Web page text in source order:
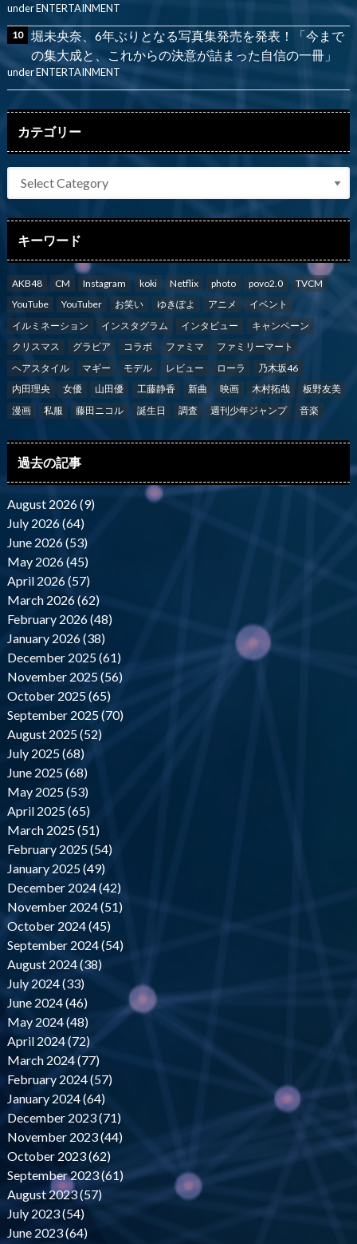
underENTERTAINMENT
堀未央奈、6年ぶりとなる写真集発売を発表！「今まで
の集大成と、これからの決意が詰まった自信の一冊」
underENTERTAINMENT
カテゴリー
キーワード
AKB48 CM Instagram koki Netflix photo povo2.0
TVCM
YouTube
YouTuber お笑い ゆきぽよ アニメ
イベント
イルミネーション
インスタグラム インタビュー
キャンペーン
クリスマス
グラビア コラボ ファミマ
ファミリーマート
ヘアスタイル
マギー モデル レビュー ローラ
乃木坂46
内田理央
女優 山田優 工藤静香 新曲 映画 木村拓哉
板野友美
漫画
私服 藤田ニコル 誕生日 調査 週刊少年ジャンプ 音楽
過去の記事
August 2026 (9)
July 2026 (64)
June 2026 (53)
May 2026 (45)
April 2026 (57)
March 2026 (62)
February 2026 (48)
January 2026 (38)
December 2025 (61)
November 2025 (56)
October 2025 (65)
September 2025 (70)
August 2025 (52)
July 2025 (68)
June 2025 (68)
May 2025 (53)
April 2025 (65)
March 2025 (51)
February 2025 (54)
January 2025 (49)
December 2024 (42)
November 2024 (51)
October 2024 (45)
September 2024 (54)
August 2024 (38)
July 2024 (33)
June 2024 (46)
May 2024 (48)
April 2024 (72)
March 2024 (77)
February 2024 (57)
January 2024 (64)
December 2023 (71)
November 2023 (44)
October 2023 (62)
September 2023 (61)
August 2023 (57)
July 2023 (54)
June 2023 (64)